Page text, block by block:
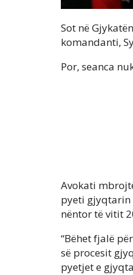
Sot në
komandanti,
Por, seanca
Avokati
pyeti gjyqtarin
nëntor të vitit
“Bëhet fjalë
së procesit
pyetjet e